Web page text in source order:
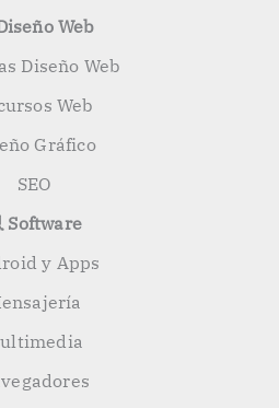
Web
Diseño Web
Web
Gráfico
SEO
Software
y Apps